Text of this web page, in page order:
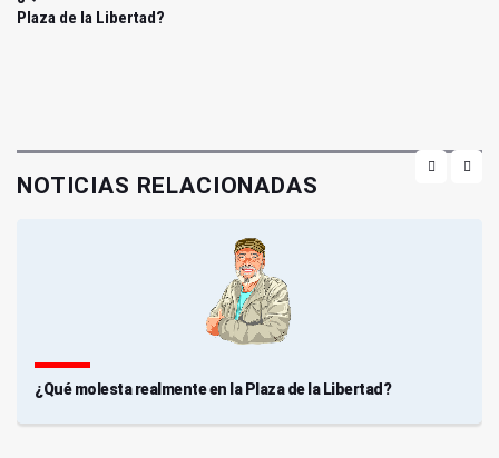
Plaza de la Libertad?
NOTICIAS RELACIONADAS
¿Qué molesta realmente en la Plaza de la Libertad?